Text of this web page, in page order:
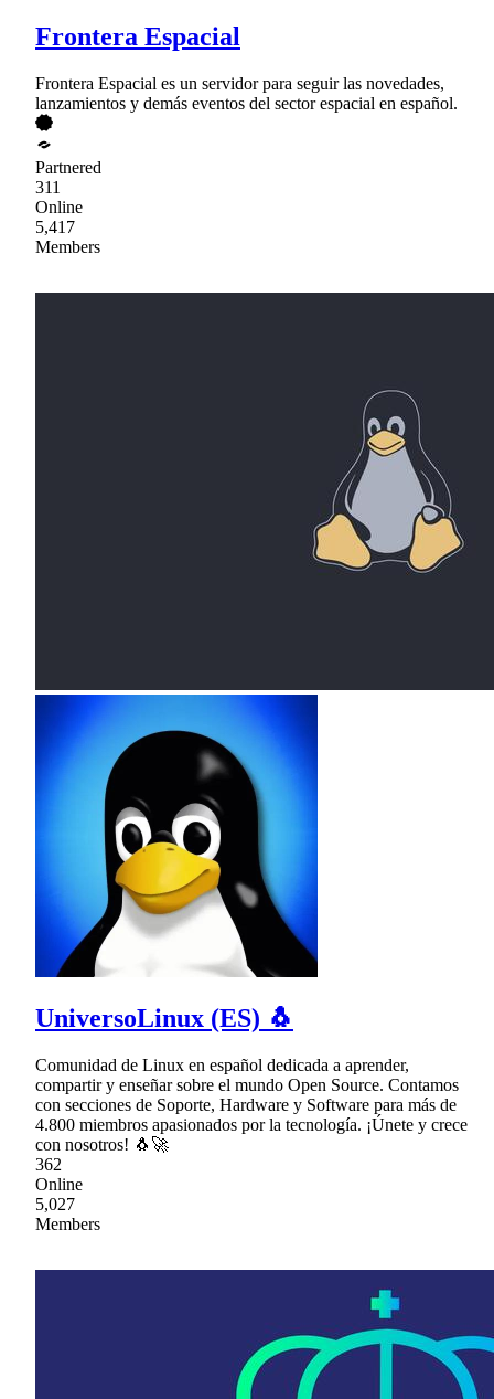
Frontera Espacial
Frontera Espacial es un servidor para seguir las novedades,
lanzamientos y demás eventos del sector espacial en español.
Partnered
311
Online
5,417
Members
UniversoLinux (ES) 🐧
Comunidad de Linux en español dedicada a aprender,
compartir y enseñar sobre el mundo Open Source. Contamos
con secciones de Soporte, Hardware y Software para más de
4.800 miembros apasionados por la tecnología. ¡Únete y crece
con nosotros! 🐧🚀
362
Online
5,027
Members